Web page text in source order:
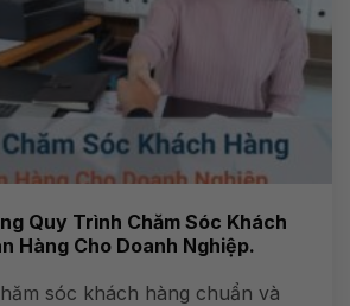
Quy Trình Chăm Sóc Khách
Hàng Cho Doanh Nghiệp.
sóc khách hàng chuẩn và